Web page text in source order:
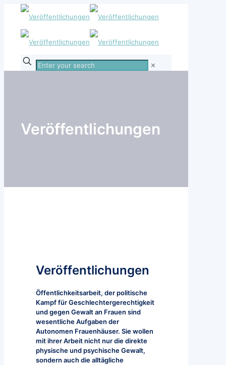
Enter
your
✕
Veröffentlichungen
Veröffentlichungen
Öffentlichkeitsarbeit, der politische
Kampf für Geschlechtergerechtigkeit
und gegen Gewalt an Frauen sind
wesentliche Aufgaben der
Autonomen Frauenhäuser. Sie wollen
mit ihrer Arbeit nicht nur die direkte
physische und psychische Gewalt,
sondern auch die alltägliche